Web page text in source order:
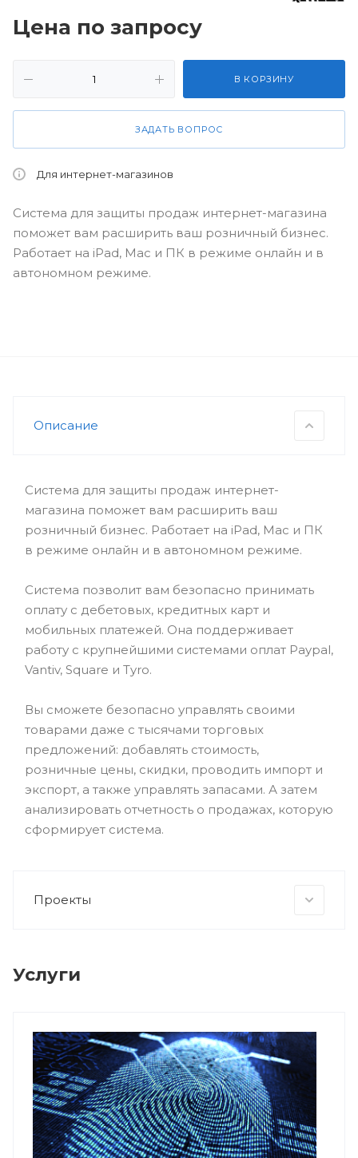
Цена по запросу
В КОРЗИНУ
ЗАДАТЬ ВОПРОС
Для интернет-магазинов
Система для защиты продаж интернет-магазина
поможет вам расширить ваш розничный бизнес.
Работает на iPad, Mac и ПК в режиме онлайн и в
автономном режиме.
Описание
Система для защиты продаж интернет-
магазина поможет вам расширить ваш
розничный бизнес. Работает на iPad, Mac и ПК
в режиме онлайн и в автономном режиме.
Система позволит вам безопасно принимать
оплату с дебетовых, кредитных карт и
мобильных платежей. Она поддерживает
работу с крупнейшими системами оплат Paypal,
Vantiv, Square и Tyro.
Вы сможете безопасно управлять своими
товарами даже с тысячами торговых
предложений: добавлять стоимость,
розничные цены, скидки, проводить импорт и
экспорт, а также управлять запасами. А затем
анализировать отчетность о продажах, которую
сформирует система.
Проекты
Услуги